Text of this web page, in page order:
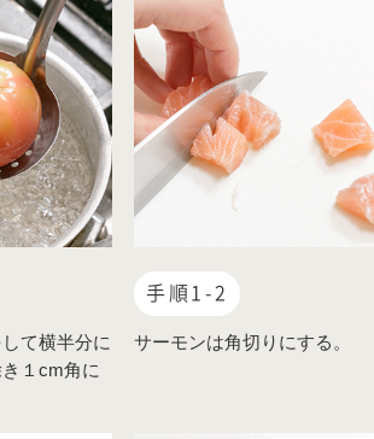
て横半分に
１cm角に
手順1-2
サーモンは角切りにする。